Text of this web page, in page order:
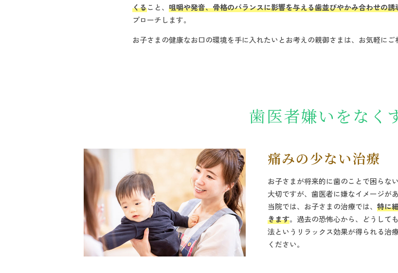
くること、 咀嚼や発音、骨格のバランスに影響を与える歯並びやかみ合わせの誘
プローチします。
お子さまの健康なお口の環境を手に入れたいとお考えの親御さまは、お気軽にご
歯医者嫌いをなく
痛みの少ない治療
お子さまが将来的に歯のことで困らな
大切ですが、歯医者に嫌なイメージが
当院では、お子さまの治療では、特に
きます。過去の恐怖心から、どうして
法というリラックス効果が得られる治
ください。